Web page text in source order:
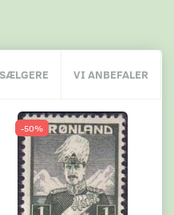
VI ANBEFALER
-50%